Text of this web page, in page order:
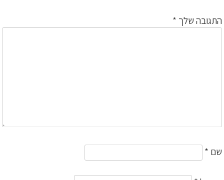
התגובה שלך *
שם *